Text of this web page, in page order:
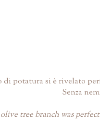
potatura si è rivelato
Senza
tree branch was